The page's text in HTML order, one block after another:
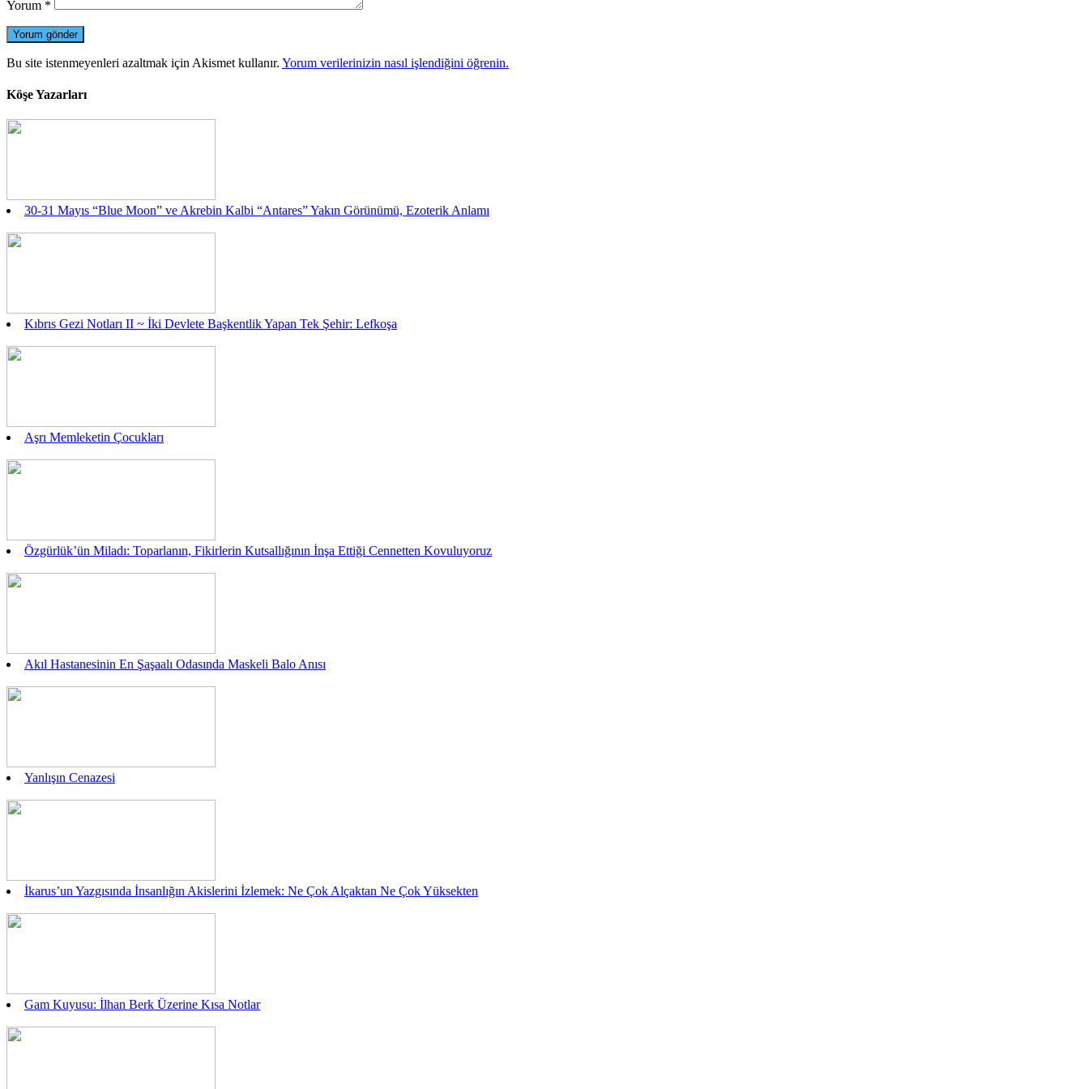
Yorum *
Bu site istenmeyenleri azaltmak için Akismet kullanır. Yorum verilerinizin nasıl işlendiğini öğrenin.
Köşe Yazarları
30-31 Mayıs “Blue Moon” ve Akrebin Kalbi “Antares” Yakın Görünümü, Ezoterik Anlamı
Kıbrıs Gezi Notları II ~ İki Devlete Başkentlik Yapan Tek Şehir: Lefkoşa
Aşrı Memleketin Çocukları
Özgürlük’ün Miladı: Toparlanın, Fikirlerin Kutsallığının İnşa Ettiği Cennetten Kovuluyoruz
Akıl Hastanesinin En Şaşaalı Odasında Maskeli Balo Anısı
Yanlışın Cenazesi
İkarus’un Yazgısında İnsanlığın Akislerini İzlemek: Ne Çok Alçaktan Ne Çok Yüksekten
Gam Kuyusu: İlhan Berk Üzerine Kısa Notlar